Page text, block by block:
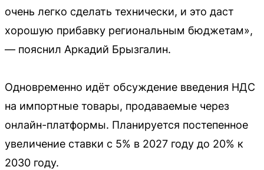
очень легко сделать технически, и это даст
хорошую прибавку региональным бюджетам»,
— пояснил Аркадий Брызгалин.
Одновременно идёт обсуждение введения НДС
на импортные товары, продаваемые через
онлайн-платформы. Планируется постепенное
увеличение ставки с 5% в 2027 году до 20% к
2030 году.